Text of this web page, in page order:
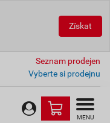
Získat
Seznam prodejen
Vyberte si prodejnu
MENU